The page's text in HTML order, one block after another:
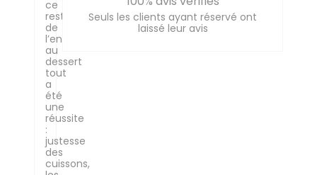
ce
resto
de
l’entrée
au
dessert
tout
a
été
une
réussite
:
justesse
des
cuissons,
Seuls les clients ayant réservé ont
laissé leur avis